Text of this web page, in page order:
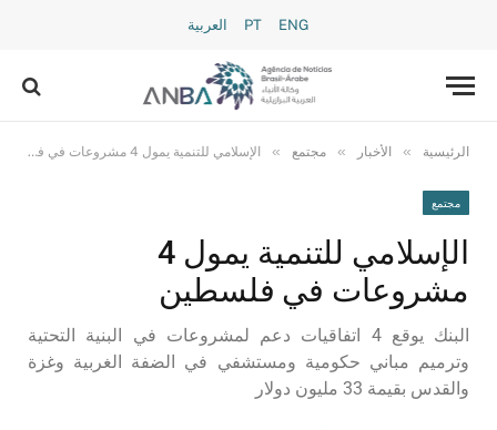
PT ENG العربية
الرئيسية » الأخبار » مجتمع » الإسلامي للتنمية يمول 4 مشروعات في فلسطين
مجتمع
الإسلامي للتنمية يمول 4
مشروعات في فلسطين
البنك يوقع 4 اتفاقيات دعم لمشروعات في البنية التحتية
وترميم مباني حكومية ومستشفي في الضفة الغربية وغزة
والقدس بقيمة 33 مليون دولار